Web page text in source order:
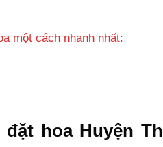
một cách nhanh nhất:
hoa Huyện